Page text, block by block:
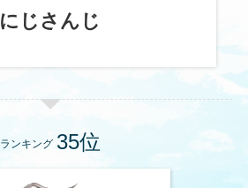
にじさんじ
ランキング